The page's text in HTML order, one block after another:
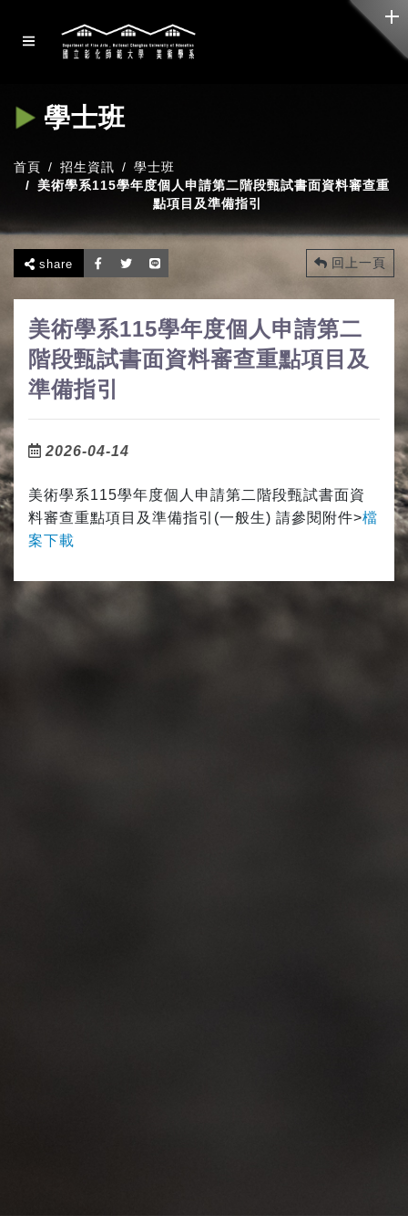
學士班
首頁 招生資訊
學士班
美術學系115學年度個人申請第二階段甄試書面資料審查重
點項目及準備指引
share 回上一頁
美術學系115學年度個人申請第二
階段甄試書面資料審查重點項目及
準備指引
2026-04-14
美術學系115學年度個人申請第二階段甄試書面資
料審查重點項目及準備指引(一般生) 請參閱附件>檔
案下載